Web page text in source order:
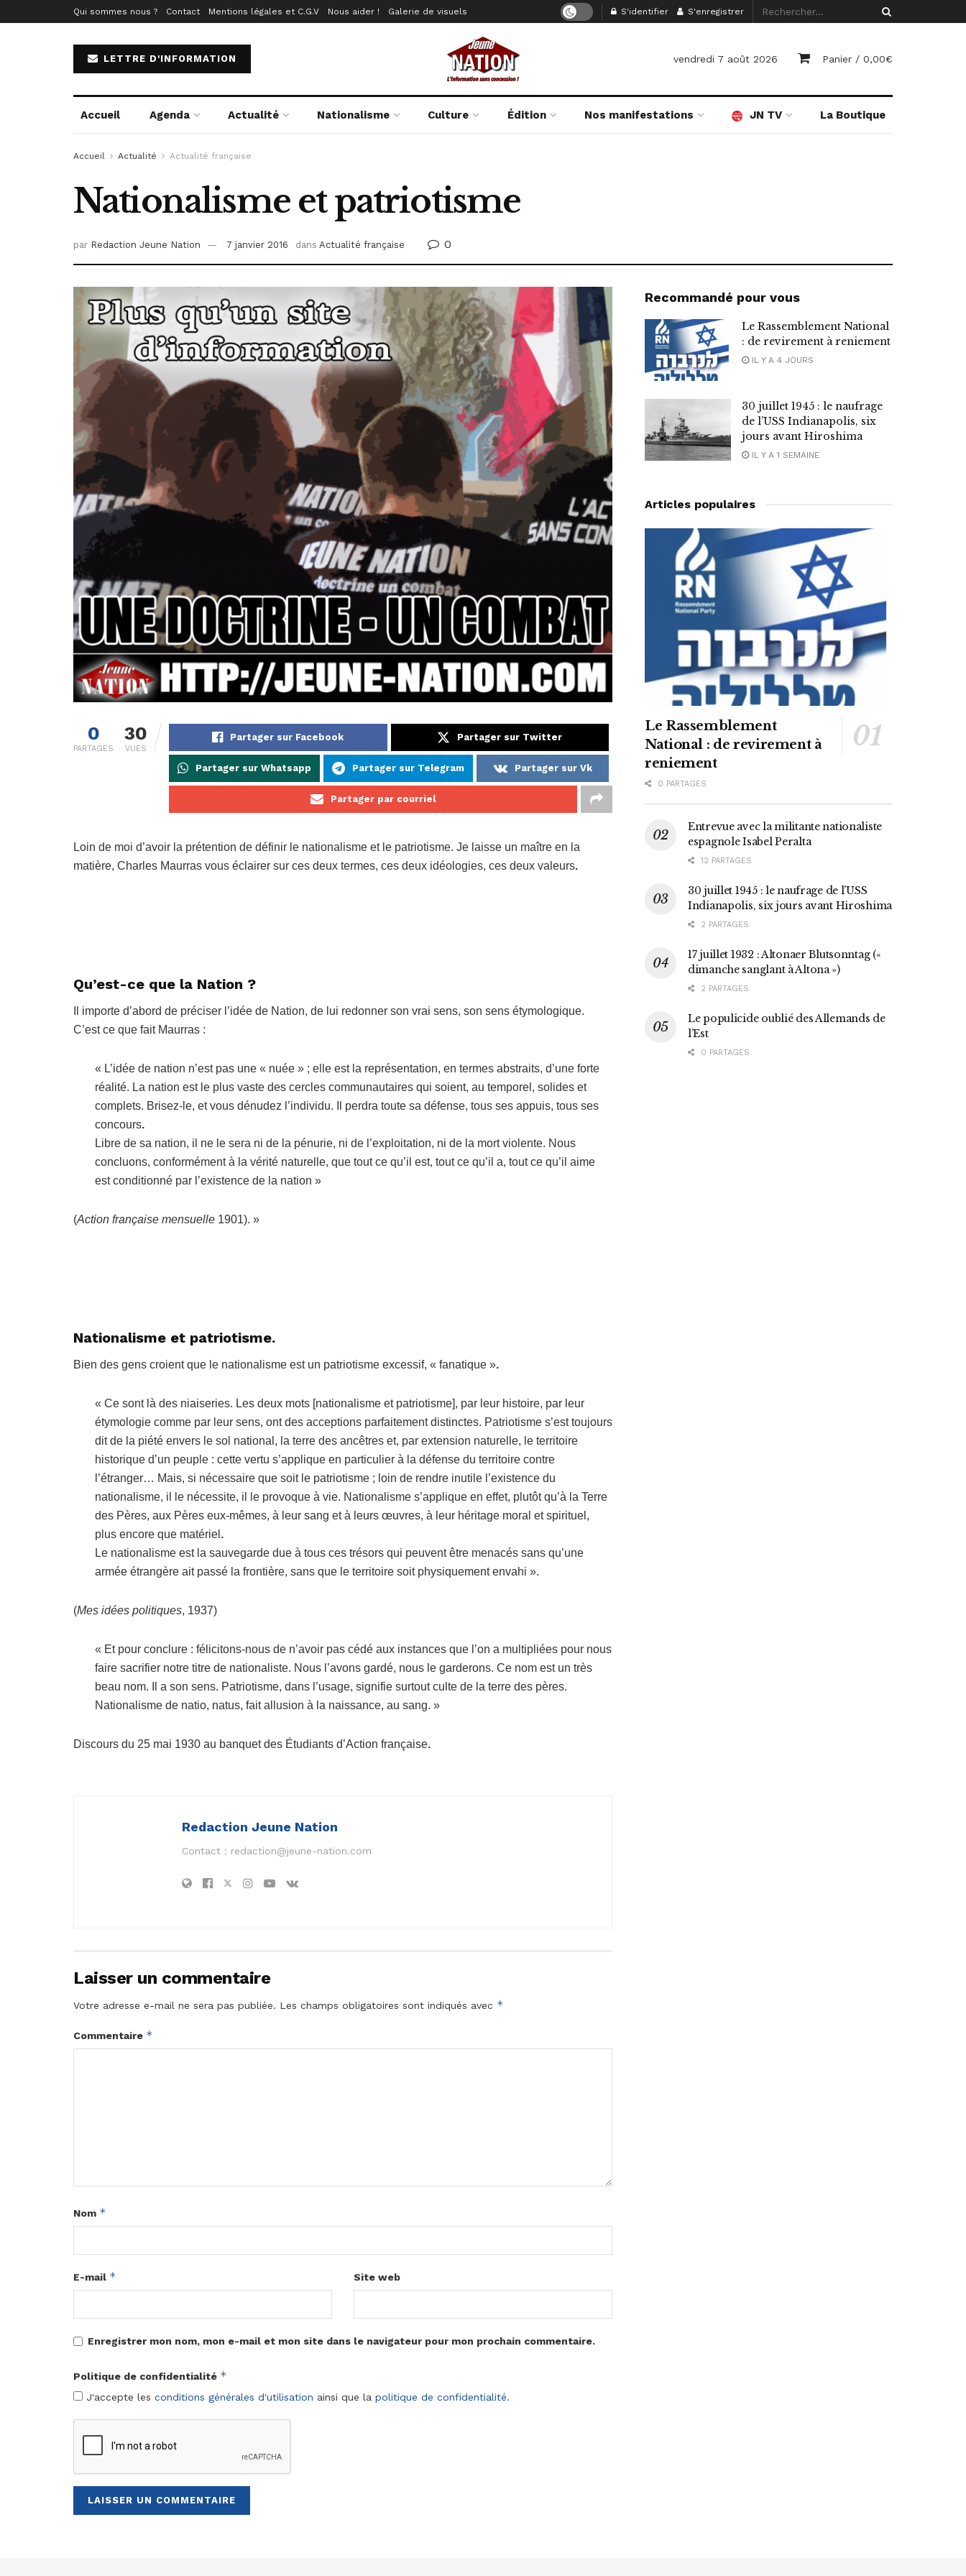
Qui sommes nous ? Contact Mentions légales et C.G.V Nous aider ! Galerie de visuels S'identifier S'enregistrer
LETTRE D'INFORMATION vendredi 7 août 2026 Panier / 0,00€
Accueil Agenda Actualité Nationalisme Culture Édition Nos manifestations JN TV La Boutique
Accueil Actualité Actualité française
Nationalisme et patriotisme
par Redaction Jeune Nation 7 janvier 2016 dans Actualité française 0
0
PARTAGES
30
VUES
Partager sur Facebook Partager sur Twitter
Partager sur Whatsapp Partager sur Telegram Partager sur Vk
Partager par courriel
Loin de moi d’avoir la prétention de définir le nationalisme et le patriotisme. Je laisse un maître en la
matière, Charles Maurras vous éclairer sur ces deux termes, ces deux idéologies, ces deux valeurs.
Qu’est-ce que la Nation ?
Il importe d’abord de préciser l’idée de Nation, de lui redonner son vrai sens, son sens étymologique.
C’est ce que fait Maurras :
« L’idée de nation n’est pas une « nuée » ; elle est la représentation, en termes abstraits, d’une forte
réalité. La nation est le plus vaste des cercles communautaires qui soient, au temporel, solides et
complets. Brisez-le, et vous dénudez l’individu. Il perdra toute sa défense, tous ses appuis, tous ses
concours.
Libre de sa nation, il ne le sera ni de la pénurie, ni de l’exploitation, ni de la mort violente. Nous
concluons, conformément à la vérité naturelle, que tout ce qu’il est, tout ce qu’il a, tout ce qu’il aime
est conditionné par l’existence de la nation »
(Action française mensuelle 1901). »
Nationalisme et patriotisme.
Bien des gens croient que le nationalisme est un patriotisme excessif, « fanatique ».
« Ce sont là des niaiseries. Les deux mots [nationalisme et patriotisme], par leur histoire, par leur
étymologie comme par leur sens, ont des acceptions parfaitement distinctes. Patriotisme s’est toujours
dit de la piété envers le sol national, la terre des ancêtres et, par extension naturelle, le territoire
historique d’un peuple : cette vertu s’applique en particulier à la défense du territoire contre
l’étranger… Mais, si nécessaire que soit le patriotisme ; loin de rendre inutile l’existence du
nationalisme, il le nécessite, il le provoque à vie. Nationalisme s’applique en effet, plutôt qu’à la Terre
des Pères, aux Pères eux-mêmes, à leur sang et à leurs œuvres, à leur héritage moral et spirituel,
plus encore que matériel .
Le nationalisme est la sauvegarde due à tous ces trésors qui peuvent être menacés sans qu’une
armée étrangère ait passé la frontière, sans que le territoire soit physiquement envahi ».
(Mes idées politiques, 1937)
« Et pour conclure : félicitons-nous de n’avoir pas cédé aux instances que l’on a multipliées pour nous
faire sacrifier notre titre de nationaliste. Nous l’avons gardé, nous le garderons. Ce nom est un très
beau nom. Il a son sens. Patriotisme, dans l’usage, signifie surtout culte de la terre des pères.
Nationalisme de natio, natus, fait allusion à la naissance, au sang. »
Discours du 25 mai 1930 au banquet des Étudiants d’Action française.
Redaction Jeune Nation
Contact : redaction@jeune-nation.com
Laisser un commentaire
Votre adresse e-mail ne sera pas publiée. Les champs obligatoires sont indiqués avec *
Commentaire *
Nom *
E-mail * Site web
Enregistrer mon nom, mon e-mail et mon site dans le navigateur pour mon prochain commentaire.
Politique de confidentialité *
J'accepte les conditions générales d'utilisation ainsi que la politique de confidentialité.
Recommandé pour vous
Le Rassemblement National
: de revirement à reniement
IL Y A 4 JOURS
30 juillet 1945 : le naufrage
de l’USS Indianapolis, six
jours avant Hiroshima
IL Y A 1 SEMAINE
Articles populaires
Le Rassemblement
National : de revirement à
reniement
0 PARTAGES
Entrevue avec la militante nationaliste
espagnole Isabel Peralta
12 PARTAGES
30 juillet 1945 : le naufrage de l’USS
Indianapolis, six jours avant Hiroshima
2 PARTAGES
17 juillet 1932 : Altonaer Blutsonntag («
dimanche sanglant à Altona »)
2 PARTAGES
Le populicide oublié des Allemands de
l’Est
0 PARTAGES